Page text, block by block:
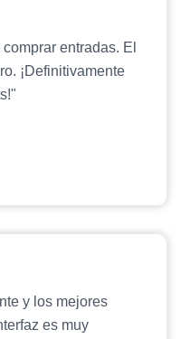
entradas. El
¡Definitivamente
y los mejores
es muy